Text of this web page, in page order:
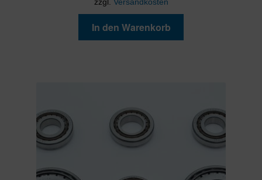
zzgl. Versandkosten
In den Warenkorb